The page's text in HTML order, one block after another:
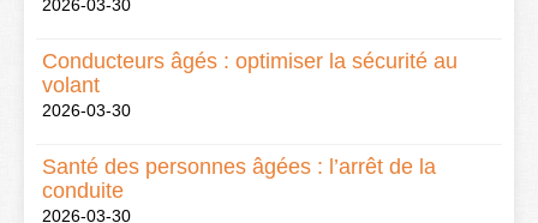
2026-03-30
Conducteurs âgés : optimiser la sécurité au
volant
2026-03-30
Santé des personnes âgées : l’arrêt de la
conduite
2026-03-30